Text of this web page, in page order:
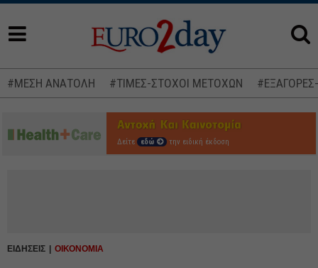
#ΜΕΣΗ ΑΝΑΤΟΛΗ #ΤΙΜΕΣ-ΣΤΟΧΟΙ ΜΕΤΟΧΩΝ
Δείτε εδώ την ειδική έκδοση
ΕΙΔΗΣΕΙΣ ΟΙΚΟΝΟΜΙΑ